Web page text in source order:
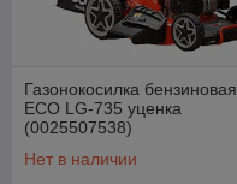
Газонокосилка бензиновая
ECO LG-735 уценка
(0025507538)
Нет в наличии